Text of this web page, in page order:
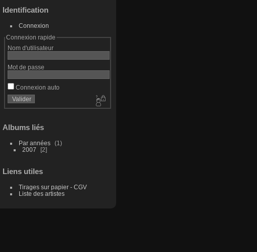
Identification
Connexion
Connexion rapide
Nom d'utilisateur
Mot de passe
Connexion auto
Albums liés
Par années
1
2007
2
Liens utiles
Tirages sur papier - CGV
Liste des artistes